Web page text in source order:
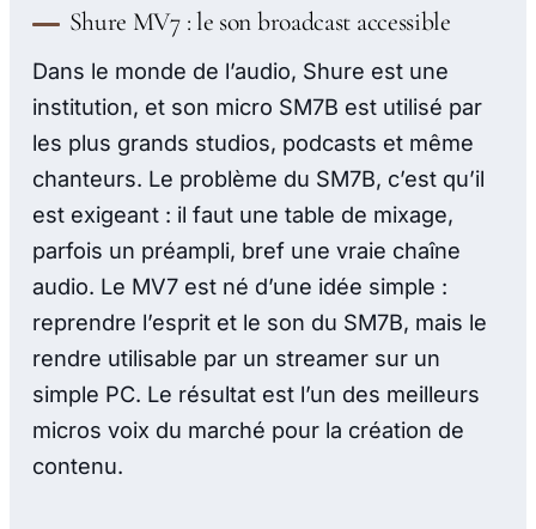
Shure MV7 : le son broadcast accessible
Dans le monde de l’audio, Shure est une
institution, et son micro SM7B est utilisé par
les plus grands studios, podcasts et même
chanteurs. Le problème du SM7B, c’est qu’il
est exigeant : il faut une table de mixage,
parfois un préampli, bref une vraie chaîne
audio. Le MV7 est né d’une idée simple :
reprendre l’esprit et le son du SM7B, mais le
rendre utilisable par un streamer sur un
simple PC. Le résultat est l’un des meilleurs
micros voix du marché pour la création de
contenu.